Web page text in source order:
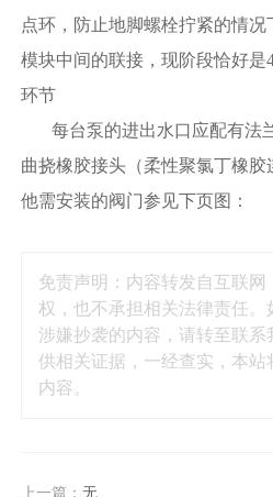
点环，防止地脚螺栓拧紧的情况
模块中间的联接，现阶段恰好是
环节
每台泵的进出水口应配有法
曲挠橡胶接头（柔性聚氯丁橡
他需安装的阀门参见下页图：
免责声明：内容转发自互联网
权，也不承担相关法律责任。
涉嫌抄袭的内容，请转至联系
供相关证据，一经查实，本站
内容。
上一篇：无